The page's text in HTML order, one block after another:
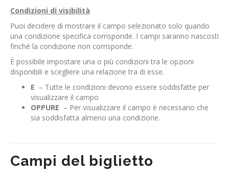
Condizioni di visibilità
Puoi decidere di mostrare il campo selezionato solo quando
una condizione specifica corrisponde. I campi saranno nascosti
finché la condizione non corrisponde.
È possibile impostare una o più condizioni tra le opzioni
disponibili e scegliere una relazione tra di esse.
E – Tutte le condizioni devono essere soddisfatte per
visualizzare il campo
OPPURE – Per visualizzare il campo è necessario che
sia soddisfatta almeno una condizione.
Campi del biglietto